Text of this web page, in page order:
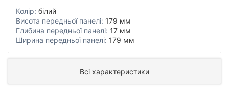
Колір: білий
Висота передньої панелі: 179 мм
Глибина передньої панелі: 17 мм
Ширина передньої панелі: 179 мм
Всі характеристики